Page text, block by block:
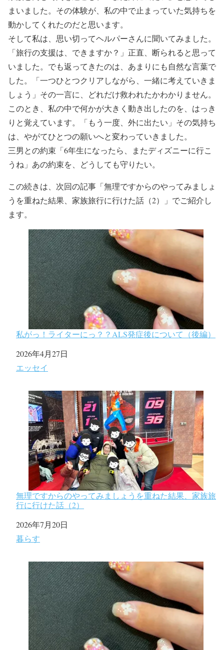
まいました。その体験が、私の中で止まっていた気持ちを
動かしてくれたのだと思います。
そして私は、思い切ってヘルパーさんに聞いてみました。
「旅行の支援は、できますか？」正直、断られると思って
いました。でも返ってきたのは、あまりにも自然な言葉で
した。「一つひとつクリアしながら、一緒に考えていきま
しょう」その一言に、どれだけ救われたかわかりません。
このとき、私の中で何かが大きく動き出したのを、はっき
りと覚えています。「もう一度、外に出たい」その気持ち
は、やがてひとつの願いへと変わっていきました。
三男との約束「6年生になったら、またディズニーに行こ
うね」あの約束を、どうしても守りたい。
この続きは、次回の記事「無理ですからのやってみましょ
うを重ねた結果、家族旅行に行けた話（2）」でご紹介し
ます。
私がっ！ライターにっ？？ALS発症後について（後編）
日付
2026年4月27日
関連理由
エッセイ
無理ですからのやってみましょうを重ねた結果、家族旅
行に行けた話（2）
日付
2026年7月20日
関連理由
暮らす